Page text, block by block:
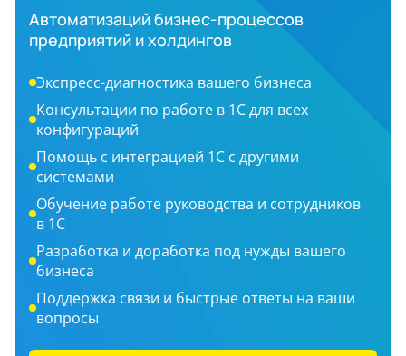
Автоматизаций бизнес-процессов
предприятий и холдингов
Экспресс-диагностика вашего бизнеса
Консультации по работе в 1С для всех
конфигураций
Помощь с интеграцией 1С с другими
системами
Обучение работе руководства и сотрудников
в 1С
Разработка и доработка под нужды вашего
бизнеса
Поддержка связи и быстрые ответы на ваши
вопросы